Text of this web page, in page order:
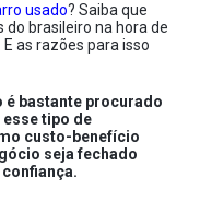
usado? Saiba que
do brasileiro na hora de
as razões para isso
é bastante procurado
tipo de
custo-benefício
seja fechado